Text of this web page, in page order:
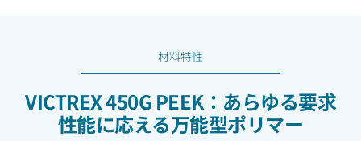
材料特性
VICTREX 450G PEEK：あらゆる要求
性能に応える万能型ポリマー